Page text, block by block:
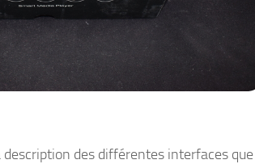
des différentes interfaces que